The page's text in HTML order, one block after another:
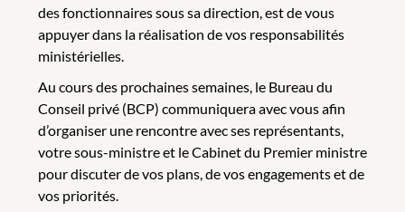
des fonctionnaires sous sa direction, est de vous
appuyer dans la réalisation de vos responsabilités
ministérielles.
Au cours des prochaines semaines, le Bureau du
Conseil privé (BCP) communiquera avec vous afin
d’organiser une rencontre avec ses représentants,
votre sous-ministre et le Cabinet du Premier ministre
pour discuter de vos plans, de vos engagements et de
vos priorités.